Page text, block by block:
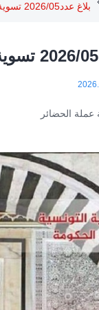
بلاغ عدد2026/05 تسوية عملة الحضائر